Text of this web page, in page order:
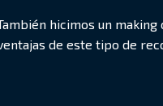
hicimos un
de este tipo de